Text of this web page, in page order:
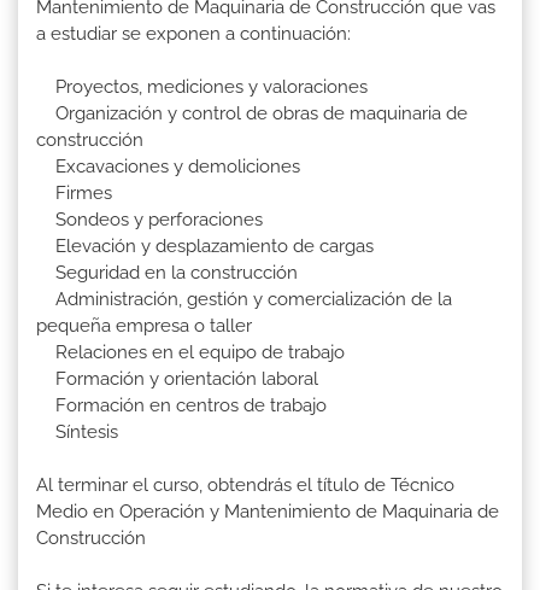
Mantenimiento de Maquinaria de Construcción que vas
a estudiar se exponen a continuación:
Proyectos, mediciones y valoraciones
Organización y control de obras de maquinaria de
construcción
Excavaciones y demoliciones
Firmes
Sondeos y perforaciones
Elevación y desplazamiento de cargas
Seguridad en la construcción
Administración, gestión y comercialización de la
pequeña empresa o taller
Relaciones en el equipo de trabajo
Formación y orientación laboral
Formación en centros de trabajo
Síntesis
Al terminar el curso, obtendrás el título de Técnico
Medio en Operación y Mantenimiento de Maquinaria de
Construcción